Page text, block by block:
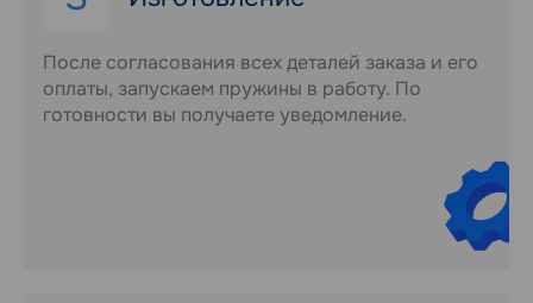
После согласования всех деталей заказа и его
оплаты, запускаем пружины в работу. По
готовности вы получаете уведомление.